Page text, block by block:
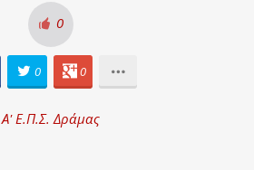
0
0 0
Α' Ε.Π.Σ. Δράμας